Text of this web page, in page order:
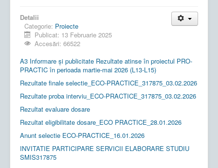
Detalii
Categorie: Proiecte
Publicat: 13 Februarie 2025
Accesări: 66522
A3 Informare și publicitate Rezultate atinse în proiectul PRO-
PRACTIC în perioada martie-mai 2026 (L13-L15)
Rezultate finale selectie_ECO-PRACTICE_317875_03.02.2026
Rezultate proba interviu_ECO-PRACTICE_317875_03.02.2026
Rezultat evaluare dosare
Rezultat eligibilitate dosare_ECO PRACTICE_28.01.2026
Anunt selectie ECO-PRACTICE_16.01.2026
INVITATIE PARTICIPARE SERVICII ELABORARE STUDIU
SMIS317875